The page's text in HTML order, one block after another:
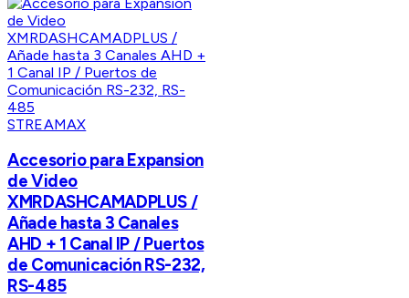
STREAMAX
Accesorio para Expansion
de Video
XMRDASHCAMADPLUS /
Añade hasta 3 Canales
AHD + 1 Canal IP / Puertos
de Comunicación RS-232,
RS-485